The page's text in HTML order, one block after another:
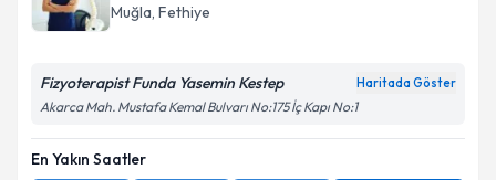
Kişisel verilerimin işlenmesine ilişkin
Aydınlatma
Metni'ni okudum ve kişisel verilerimin belirtilen
Muğla, Fethiye
Fizyoterapist Funda Yasemin Kestep Haritada Göster
Akarca Mah. Mustafa Kemal Bulvarı No:175 İç Kapı No:1
En Yakın Saatler